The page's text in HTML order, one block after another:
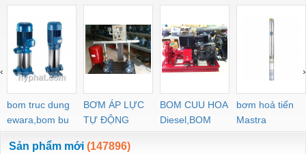
bom truc dung
ewara,bom bu
ewara
BƠM ÁP LỰC
TỰ ĐỘNG
BOM CUU HOA
Diesel,BOM
CHUA CHAY
bơm hoả tiển
Mastra
‹ ›
Sản phẩm mới (147896)